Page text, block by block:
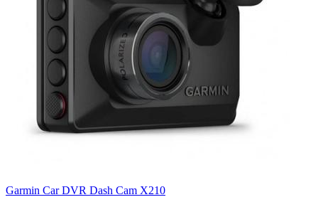
Garmin Car DVR Dash Cam X210